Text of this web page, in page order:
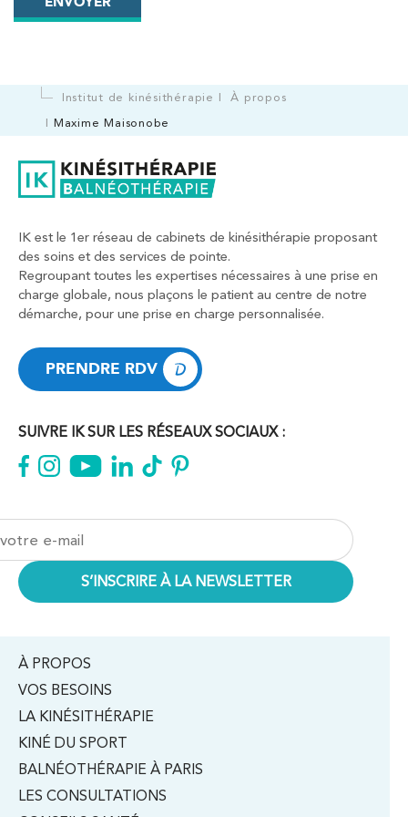
Institut de kinésithérapie
À propos
Maxime Maisonobe
IK est le 1er réseau de cabinets de kinésithérapie proposant
des soins et des services de pointe.
Regroupant toutes les expertises nécessaires à une prise en
charge globale, nous plaçons le patient au centre de notre
démarche, pour une prise en charge personnalisée.
PRENDRE RDV
SUIVRE IK SUR LES RÉSEAUX SOCIAUX :
À PROPOS
VOS BESOINS
LA KINÉSITHÉRAPIE
KINÉ DU SPORT
BALNÉOTHÉRAPIE À PARIS
LES CONSULTATIONS
PRENDRE RDV
5 Rue Monge 92170 Vanves
01 46 44 33 92
PRENDRE RDV
PRENDRE RDV
IK Paris 7 Saint Germain
199 Bd Saint-Germain 75007 Paris
PRENDRE RDV
Kinésithérapie
IK Bois Colombes – 92
PRENDRE RDV
PRENDRE RDV
Kinésithérapie
Kinésithérapie